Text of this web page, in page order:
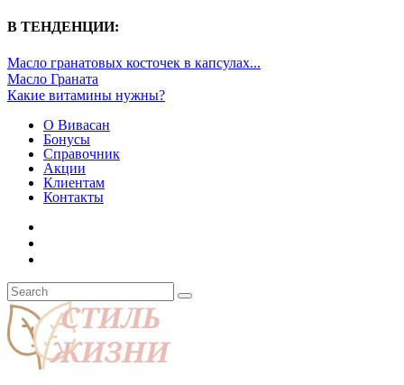
В ТЕНДЕНЦИИ:
Масло гранатовых косточек в капсулах...
Масло Граната
Какие витамины нужны?
О Вивасан
Бонусы
Справочник
Акции
Клиентам
Контакты